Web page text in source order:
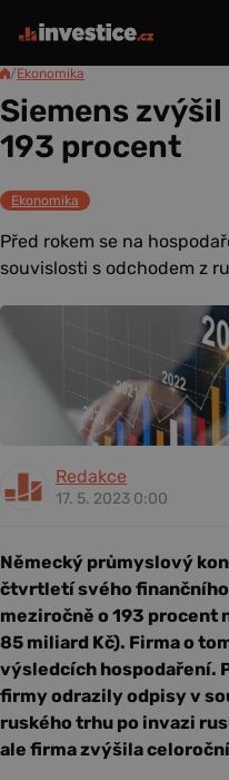
/Ekonomika
Siemens
193 procent
Ekonomika
Před rokem se na
souvislosti s odchodem z
Redakce
17. 5. 2023 0:00
Německý průmyslový
čtvrtletí svého
meziročně o 193 procent
85 miliard Kč). Firma o
výsledcích hospodaření.
firmy odrazily odpisy v
ruského trhu po invazi
ale firma zvýšila